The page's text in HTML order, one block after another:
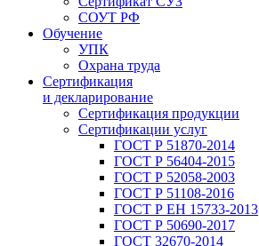
СОУТ РФ
Обучение
УПК
Охрана труда
Сертификация
и декларирование
Сертификация продукции
Сертификации услуг
ГОСТ Р 51870-2014
ГОСТ Р 56404-2015
ГОСТ Р 52058-2003
ГОСТ Р 51108-2016
ГОСТ Р ЕН 15733-2013
ГОСТ Р 50690-2017
ГОСТ 32670-2014